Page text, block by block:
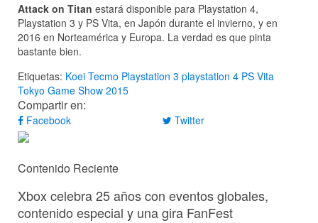
Attack on Titan estará disponible para Playstation 4,
Playstation 3 y PS Vita, en Japón durante el invierno, y en
2016 en Norteamérica y Europa. La verdad es que pinta
bastante bien.
Etiquetas: Koei Tecmo Playstation 3 playstation 4 PS Vita
Tokyo Game Show 2015
Compartir en:
Facebook Twitter
Contenido Reciente
Xbox celebra 25 años con eventos globales,
contenido especial y una gira FanFest